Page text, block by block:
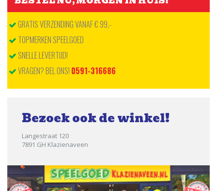
GRATIS VERZENDING VANAF € 99,-
TOPMERKEN SPEELGOED
SNELLE LEVERTIJD!
VRAGEN? BEL ONS! 0591-316686
Bezoek ook de winkel!
Langestraat 120
7891 GH Klazienaveen